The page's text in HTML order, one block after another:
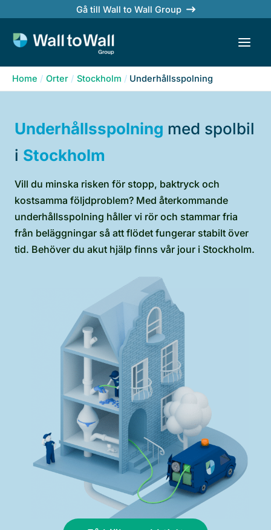
content
Gå till Wall to Wall Group
Home Orter Stockholm Underhållsspolning
Underhållsspolning med spolbil
i Stockholm
Vill du minska risken för stopp, baktryck och
kostsamma följdproblem? Med återkommande
underhållsspolning håller vi rör och stammar fria
från beläggningar så att flödet fungerar stabilt över
tid. Behöver du akut hjälp finns vår jour i Stockholm.